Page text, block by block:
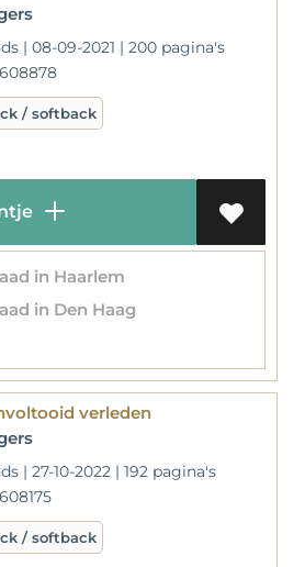
| 08-09-2021 | 200 pagina's
/ softback
in Haarlem
in Den Haag
verleden
| 27-10-2022 | 192 pagina's
/ softback